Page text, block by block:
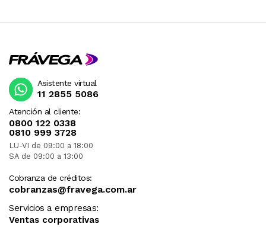
Atención al cliente:
0800 122 0338
0810 999 3728
LU-VI de 09:00 a 18:00
SA de 09:00 a 13:00
Cobranza de créditos:
cobranzas@fravega.com.ar
Servicios a empresas:
Ventas corporativas
Asistente virtual
11 2855 5086